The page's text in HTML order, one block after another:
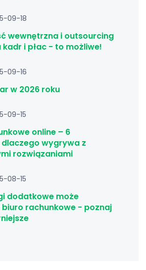
09-18
wewnętrzna i outsourcing
i płac - to możliwe!
09-16
w 2026 roku
09-15
online – 6
wygrywa z
rozwiązaniami
08-15
dodatkowe może
rachunkowe - poznaj